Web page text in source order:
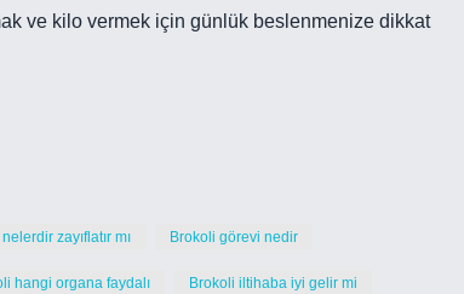
ve kilo vermek için günlük beslenmenize dikkat
zayıflatır mı Brokoli görevi nedir
hangi organa faydalı Brokoli iltihaba iyi gelir mi